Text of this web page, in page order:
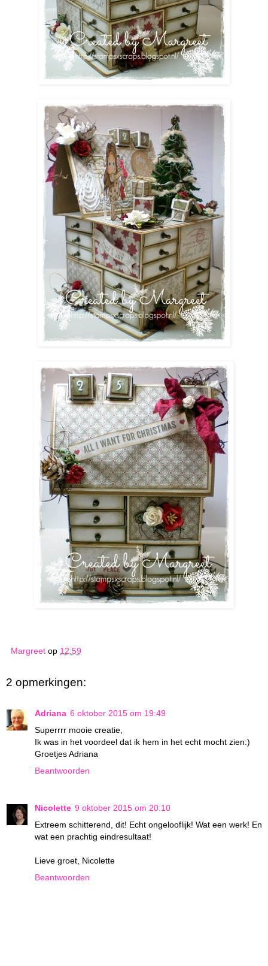
Margreet op 12:59
2 opmerkingen:
Adriana 6 oktober 2015 om 19:49
Superrrr mooie creatie,
Ik was in het voordeel dat ik hem in het echt mocht zien:)
Groetjes Adriana
Beantwoorden
Nicolette 9 oktober 2015 om 20:10
Extreem schitterend, dit! Echt ongelooflijk! Wat een werk! En
wat een prachtig eindresultaat!
Lieve groet, Nicolette
Beantwoorden